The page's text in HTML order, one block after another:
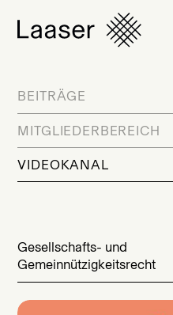
BEITRÄGE
MITGLIEDERBEREICH
VIDEOKANAL
Gesellschafts- und
Gemeinnützigkeitsrecht